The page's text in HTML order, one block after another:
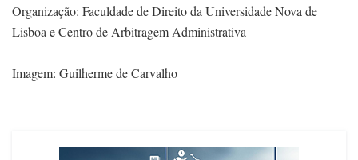
Organização: Faculdade de Direito da Universidade Nova de
Lisboa e Centro de Arbitragem Administrativa
Imagem: Guilherme de Carvalho